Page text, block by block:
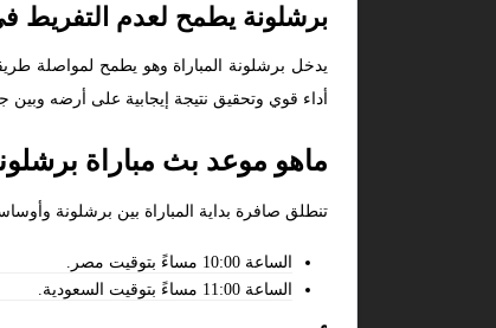
برشلونة يطمح لعدم التفريط
يدخل برشلونة المباراة وهو يطمح لمواصلة
أداء قوي وتحقيق نتيجة إيجابية على أرضه وبين
ماهو موعد بث مباراة
تنطلق صافرة بداية المباراة بين برشلونة وأوساسونا يوم السبت الموافق 8 مارس
الساعة 10:00 مساءً بتوقيت مصر.
الساعة 11:00 مساءً بتوقيت السعودية.